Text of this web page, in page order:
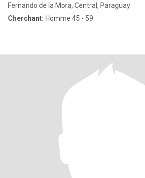
Fernando de la Mora, Central, Paraguay
Cherchant: Homme 45 - 59